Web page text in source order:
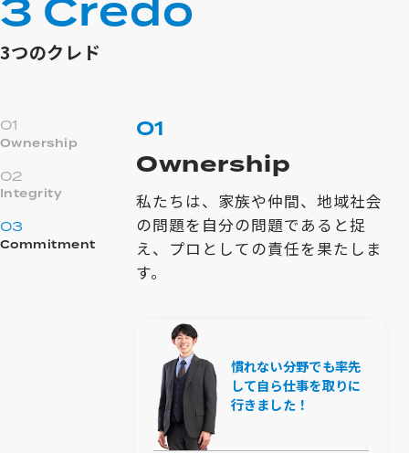
3 Credo
3つのクレド
01
Ownership
02
Integrity
03
Commitment
01
Ownership
私たちは、家族や仲間、地域社会
の問題を自分の問題であると捉
え、プロとしての責任を果たしま
す。
慣れない分野でも率先
して自ら仕事を取りに
行きました！